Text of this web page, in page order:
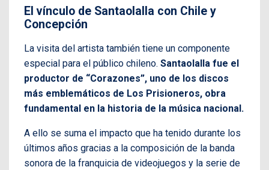
El vínculo de Santaolalla con Chile y
Concepción
La visita del artista también tiene un componente
especial para el público chileno. Santaolalla fue el
productor de “Corazones”, uno de los discos
más emblemáticos de Los Prisioneros, obra
fundamental en la historia de la música nacional.
A ello se suma el impacto que ha tenido durante los
últimos años gracias a la composición de la banda
sonora de la franquicia de videojuegos y la serie de